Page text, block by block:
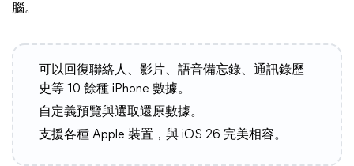
腦。
可以回復聯絡人、影片、語音備忘錄、通訊錄歷
史等 10 餘種 iPhone 數據。
自定義預覽與選取還原數據。
支援各種 Apple 裝置，與 iOS 26 完美相容。